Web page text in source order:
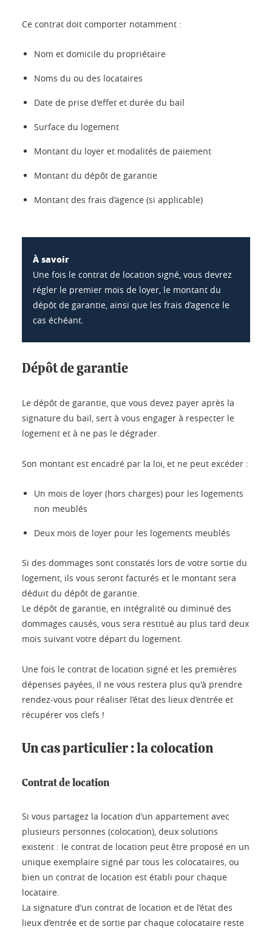
Ce contrat doit comporter notamment :
Nom et domicile du propriétaire
Noms du ou des locataires
Date de prise d'effet et durée du bail
Surface du logement
Montant du loyer et modalités de paiement
Montant du dépôt de garantie
Montant des frais d’agence (si applicable)
À savoir
Une fois le contrat de location signé, vous devrez
régler le premier mois de loyer, le montant du
dépôt de garantie, ainsi que les frais d’agence le
cas échéant.
Dépôt de garantie
Le dépôt de garantie, que vous devez payer après la
signature du bail, sert à vous engager à respecter le
logement et à ne pas le dégrader.
Son montant est encadré par la loi, et ne peut excéder :
Un mois de loyer (hors charges) pour les logements
non meublés
Deux mois de loyer pour les logements meublés
Si des dommages sont constatés lors de votre sortie du
logement, ils vous seront facturés et le montant sera
déduit du dépôt de garantie.
Le dépôt de garantie, en intégralité ou diminué des
dommages causés, vous sera restitué au plus tard deux
mois suivant votre départ du logement.
Une fois le contrat de location signé et les premières
dépenses payées, il ne vous restera plus qu'à prendre
rendez-vous pour réaliser l’état des lieux d’entrée et
récupérer vos clefs !
Un cas particulier : la colocation
Contrat de location
Si vous partagez la location d’un appartement avec
plusieurs personnes (colocation), deux solutions
existent : le contrat de location peut être proposé en un
unique exemplaire signé par tous les colocataires, ou
bien un contrat de location est établi pour chaque
locataire.
La signature d’un contrat de location et de l’état des
lieux d’entrée et de sortie par chaque colocataire reste